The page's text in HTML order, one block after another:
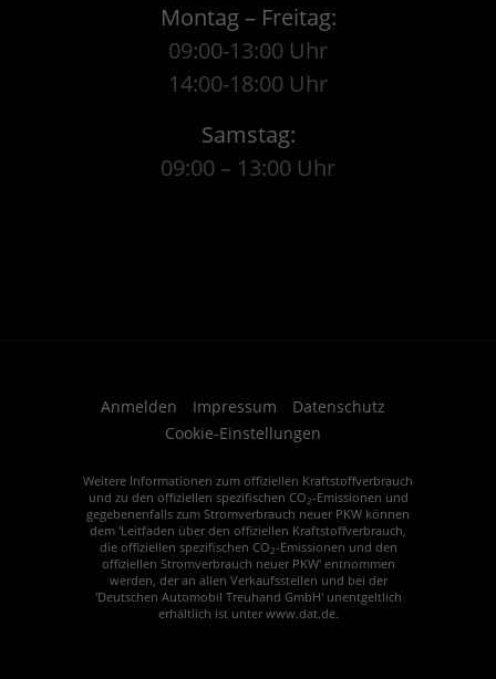
Montag – Freitag:
09:00-13:00 Uhr
14:00-18:00 Uhr
Samstag:
09:00 – 13:00 Uhr
Anmelden Impressum
Datenschutz
Cookie-Einstellungen
Weitere Informationen zum offiziellen Kraftstoffverbrauch
und zu den offiziellen spezifischen CO2-Emissionen und
gegebenenfalls zum Stromverbrauch neuer PKW können
dem 'Leitfaden über den offiziellen Kraftstoffverbrauch,
die offiziellen spezifischen CO2-Emissionen und den
offiziellen Stromverbrauch neuer PKW' entnommen
werden, der an allen Verkaufsstellen und bei der
'Deutschen Automobil Treuhand GmbH' unentgeltlich
erhältlich ist unter www.dat.de.